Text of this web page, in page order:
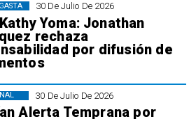
30 De Julio De 2026
Yoma: Jonathan
rechaza
por difusión de
30 De Julio De 2026
Alerta Temprana por